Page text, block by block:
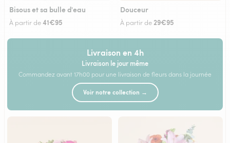
Bisous et sa bulle d'eau
À partir de41€95
Douceur
À partir de 29€95
Livraison en 4h
Livraison le jour même
Commandez avant 17h00 pour une livraison de fleurs dans la journée
Voir notre collection →